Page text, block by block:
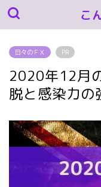
こ
日々のＦＸ PR
2020年12月
脱と感染力の